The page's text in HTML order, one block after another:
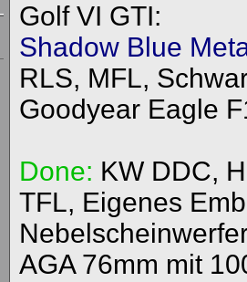
Golf VI GTI:
Shadow Blue
RLS, MFL,
Goodyear Eagle
Done: KW DDC,
TFL, Eigenes
AGA 76mm mit